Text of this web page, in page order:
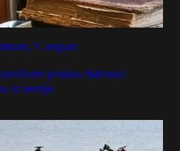
7. avgust
prelazu Batrovci:
iz zemlje